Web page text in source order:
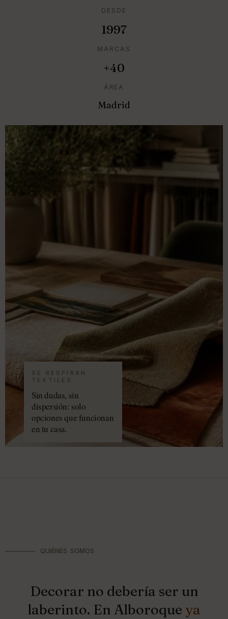
DESDE
1997
MARCAS
+40
ÁREA
Madrid
SE RESPIRAN
TEXTILES
Sin dudas, sin
dispersión: solo
opciones que funcionan
en tu casa.
QUIÉNES SOMOS
Decorar no debería ser un
laberinto. En Alboroque ya